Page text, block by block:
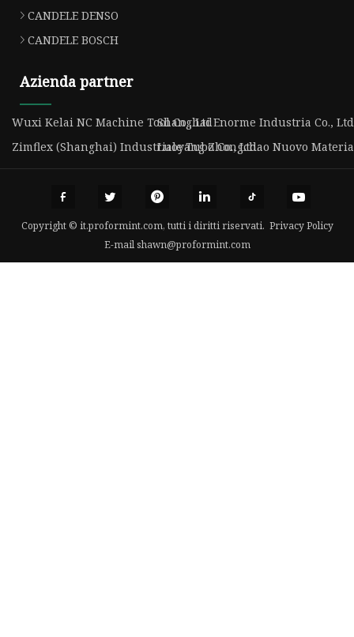
CANDELE DENSO
CANDELE BOSCH
Azienda partner
Wuxi Kelai NC Machine Tool Co., LtdShanghai Enorme Industria Co., Ltd
Zimflex (Shanghai) Industriale Tubo Co., Ltd.
Luoyang Zhongchao Nuovo
Copyright © it.proformint.com, tutti i diritti riservati. Privacy Policy
E-mail shawn@proformint.com